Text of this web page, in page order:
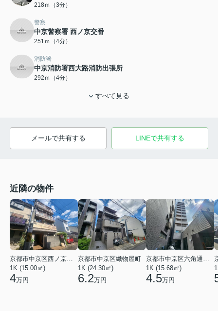
218ｍ（3分）
警察
中京警察署 西ノ京交番
251ｍ（4分）
消防署
中京消防署西大路消防出張所
292ｍ（4分）
すべて見る
メールで共有する LINEで共有する
近隣の物件
京都市中京区西ノ京西月光町
1K (15.00㎡)
4万円
京都市中京区織物屋町
1K (24.30㎡)
6.2万円
京都市中京区六角通室町西入玉蔵町
1K (15.68㎡)
4.5万円